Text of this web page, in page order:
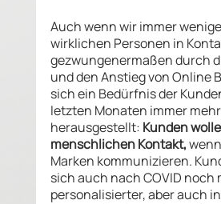
Auch wenn wir immer
wirklichen Personen in
gezwungenermaßen durch
und den Anstieg von Online
sich ein Bedürfnis der
letzten Monaten immer mehr
herausgestellt: Kunden
menschlichen Kontakt,
Marken kommunizieren.
sich auch nach COVID noch
personalisierter, aber auch